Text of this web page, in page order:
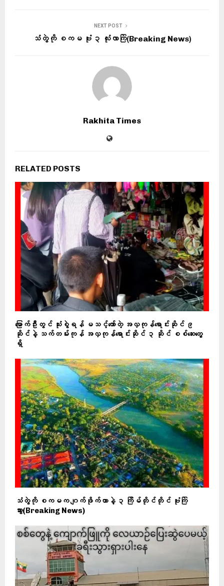
NEXT POST
သံတွဲကို စကမ ဗုံး ၃ လုံးလာကြဲ(Breaking News)
Rakhita Times
RELATED POSTS
မြောက်ဦးတွင် သုံးစွဲရန် မသင့်တော်တဲ့ အလှကုန်ရောင်းဆိုင် ၉
ဆိုင်နဲ့ သက်တမ်းကုန် အလှကုန်ရောင်းဆိုင် ၃ ဆိုင် စစ်‌ဆေးတွေ့
ရှိ
သံတွဲကို စကမက ဂျက်ဖိုက်တာနဲ့ ၃ ကြိမ်တိုင်တိုင် ဗုံးကြဲ
သွား(Breaking News)